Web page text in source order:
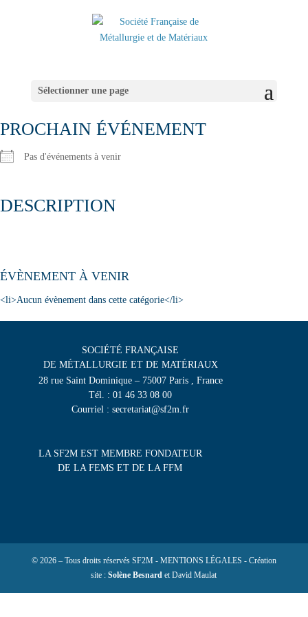
Sélectionner une page
PROCHAIN ÉVÉNEMENT
Pas d'événements à venir
DESCRIPTION
ÉVÈNEMENT À VENIR
<li>Aucun évènement dans cette catégorie</li>
SOCIÉTÉ FRANÇAISE
DE MÉTALLURGIE ET DE MATÉRIAUX
28 rue Saint Dominique – 75007 Paris , France
Tél. : 01 46 33 08 00
Courriel : secretariat@sf2m.fr
LA SF2M EST MEMBRE FONDATEUR
DE LA FEMS ET DE LA FFM
© 2026 – Tous droits réservés SF2M - MENTIONS LÉGALES - Création
site :Solène Besnard et David Maulat